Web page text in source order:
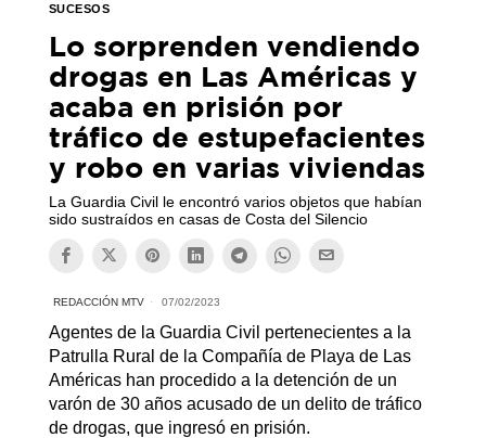
SUCESOS
Lo sorprenden vendiendo
drogas en Las Américas y
acaba en prisión por
tráfico de estupefacientes
y robo en varias viviendas
La Guardia Civil le encontró varios objetos que habían
sido sustraídos en casas de Costa del Silencio
REDACCIÓN MTV 07/02/2023
Agentes de la Guardia Civil pertenecientes a la
Patrulla Rural de la Compañía de Playa de Las
Américas han procedido a la detención de un
varón de 30 años acusado de un delito de tráfico
de drogas, que ingresó en prisión.